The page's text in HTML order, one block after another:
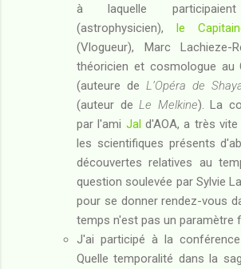
à laquelle
(astrophysicien), le
(Vlogueur), Marc Lachieze-
théoricien et cosmologue au
(auteure de L’Opéra de
(auteur de Le Melkine). La
par l'ami Jal d'AOA, a très
les scientifiques présents
découvertes relatives au
question soulevée par Sylvie
pour se donner rendez-vous
temps n'est pas un paramètre
J'ai participé à la
Quelle temporalité dans la